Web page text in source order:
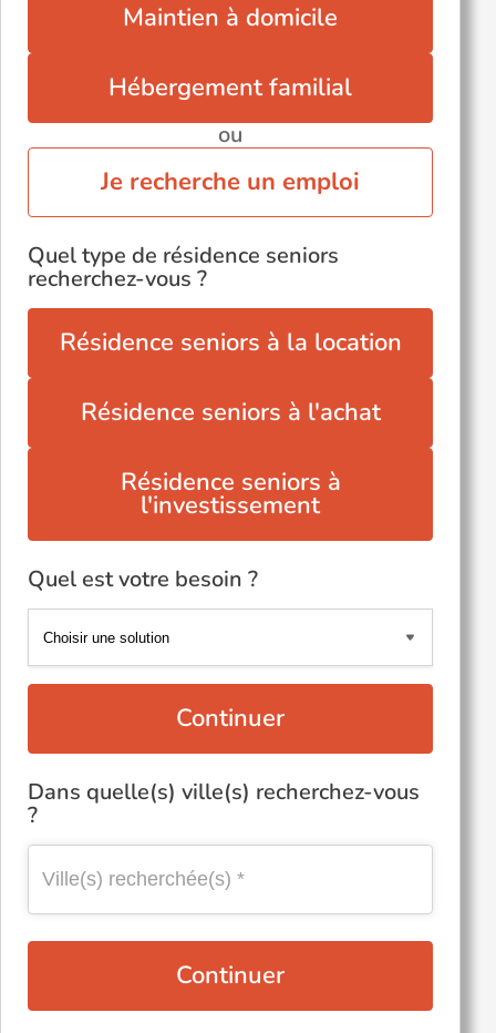
Maintien à domicile
Hébergement familial
ou
Je recherche un emploi
Quel type de résidence seniors
recherchez-vous ?
Résidence seniors à la location
Résidence seniors à l'achat
Résidence seniors à
l'investissement
Quel est votre besoin ?
Continuer
Dans quelle(s) ville(s) recherchez-vous
?
Continuer